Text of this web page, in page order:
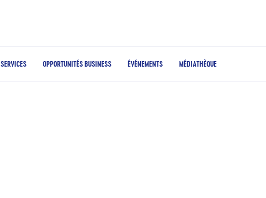
SERVICES OPPORTUNITÉS BUSINESS ÉVÉNEMENTS MÉDIATHÈQUE